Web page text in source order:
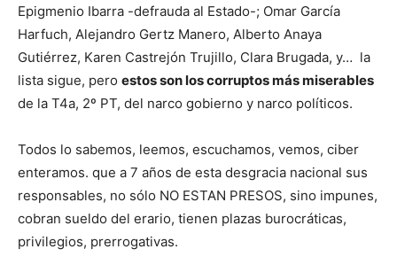
Epigmenio Ibarra -defrauda al Estado-; Omar García
Harfuch, Alejandro Gertz Manero, Alberto Anaya
Gutiérrez, Karen Castrejón Trujillo, Clara Brugada, y… la
lista sigue, pero estos son los corruptos más miserables
de la T4a, 2º PT, del narco gobierno y narco políticos.
Todos lo sabemos, leemos, escuchamos, vemos, ciber
enteramos. que a 7 años de esta desgracia nacional sus
responsables, no sólo NO ESTAN PRESOS, sino impunes,
cobran sueldo del erario, tienen plazas burocráticas,
privilegios, prerrogativas.